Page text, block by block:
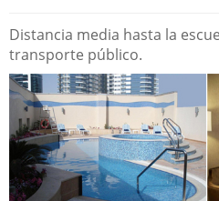
Distancia media hasta la
transporte público.